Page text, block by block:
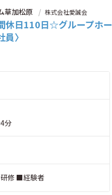
草加松原 株式会社愛誠会
休日110日☆グループホー
〉
分
修 ■経験者